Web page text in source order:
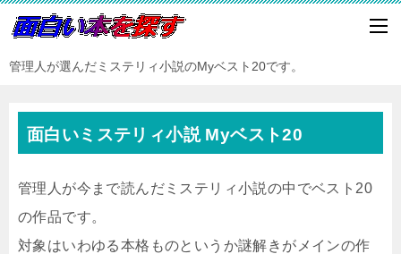
管理人が選んだミステリィ小説のMyベスト20です。
面白いミステリィ小説 Myベスト20
管理人が今まで読んだミステリィ小説の中でベスト20
の作品です。
対象はいわゆる本格ものというか謎解きがメインの作